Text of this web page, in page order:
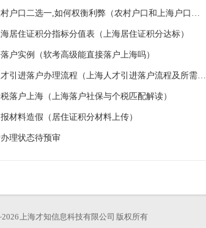
上海户口和农村户口二选一,如何权衡利弊（农村户口和上海户口哪个值钱）
居住证积分指标分值表（上海居住证积分达标）
户实例（软考高级能直接落户上海吗）
2026年上海人才引进落户办理流程（上海人才引进落户流程及所需时间）
落户上海（上海落户社保与个税匹配解读）
材料造假（居住证积分材料上传）
理状态待预审
上海才知信息科技有限公司 版权所有